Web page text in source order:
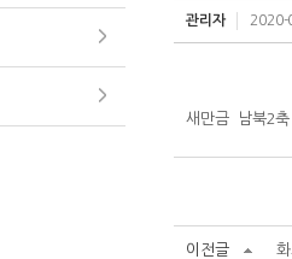
관리자 2020-
새만금 남북2
이전글